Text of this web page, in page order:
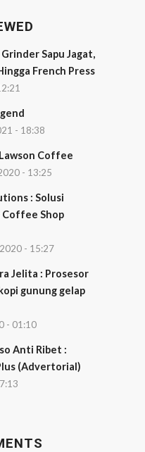
Sapu Jagat,
French Press
- 18:38
Coffee
- 13:25
: Solusi
Coffee Shop
- 15:27
Jelita : Prosesor
gunung gelap
- 01:10
Anti Ribet :
(Advertorial)